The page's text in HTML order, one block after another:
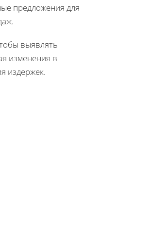
предложения для
выявлять
изменения в
издержек.